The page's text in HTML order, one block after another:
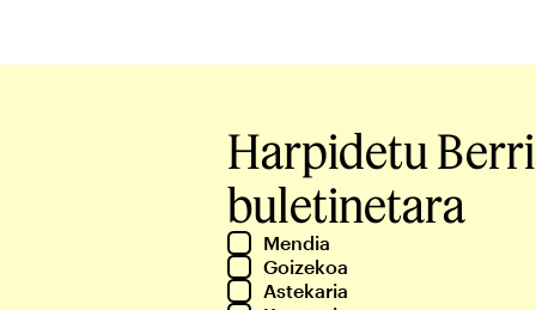
Harpidetu
buletinetara
Mendia
Goizekoa
Astekaria